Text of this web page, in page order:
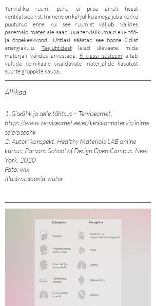
Tervisliku ruumi puhul ei piisa ainult heast
ventilatsioonist. Inimene on kahjuliku ainega juba kokku
puutunud enne, kui see ruumist väljub. Valides
paremaid materjale, saab luua tervislikumaid elu-, töö-
ja õppekeskkondi. Ühtlasi säästab see hoone üldist
energiakulu. Teejuhtidestleiad ülevaate, mida
materjali valides arvestada. 6 klassi süsteem aitab
vältida kemikaale sisaldavate materjalide kasutust
suurte gruppide kaupa.
Allikad
1. Siseõhk ja selle tähtsus – Terviseamet,
https://www.terviseamet.ee/et/keskkonnatervis/inime
sele/siseohk
2. Autori konspekt. Healthy Materials LAB online
kursus, Parsons School of Design Open Campus, New
York, 2020
Foto: wix
Illustratsioonid: autor